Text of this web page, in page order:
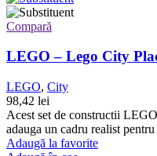
Compară
LEGO – Lego City
LEGO, City
98,42 lei
Acest set de constructii
adauga un cadru realist
Adaugă la favorite